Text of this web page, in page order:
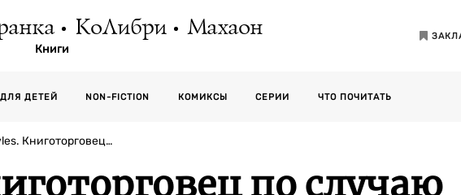
КоЛибри Махаон
Книги
ДЕТЕЙ NON-FICTION КОМИКСЫ СЕРИИ ЧТО ПОЧИТАТЬ
Книготорговец…
по случаю